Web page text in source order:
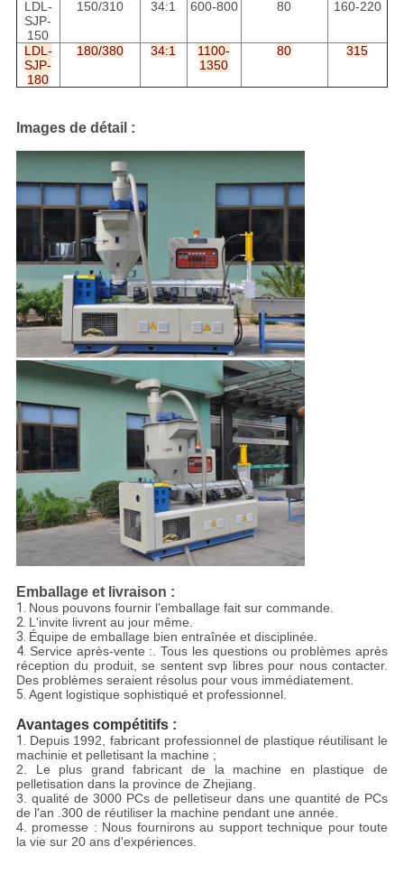
LDL-
SJP-
150
150/310 34:1 600-800 80 160-220
LDL-
SJP-
180
180/380 34:1
1100-
1350
80 315
Images de détail :
Emballage et livraison :
1. Nous pouvons fournir l'emballage fait sur commande.
2. L'invite livrent au jour même.
3. Équipe de emballage bien entraînée et disciplinée.
4. Service après-vente :. Tous les questions ou problèmes après
réception du produit, se sentent svp libres pour nous contacter.
Des problèmes seraient résolus pour vous immédiatement.
5. Agent logistique sophistiqué et professionnel.
Avantages compétitifs :
1. Depuis 1992, fabricant professionnel de plastique réutilisant le
machinie et pelletisant la machine ;
2. Le plus grand fabricant de la machine en plastique de
pelletisation dans la province de Zhejiang.
3. qualité de 3000 PCs de pelletiseur dans une quantité de PCs
de l'an .300 de réutiliser la machine pendant une année.
4. promesse : Nous fournirons au support technique pour toute
la vie sur 20 ans d'expériences.